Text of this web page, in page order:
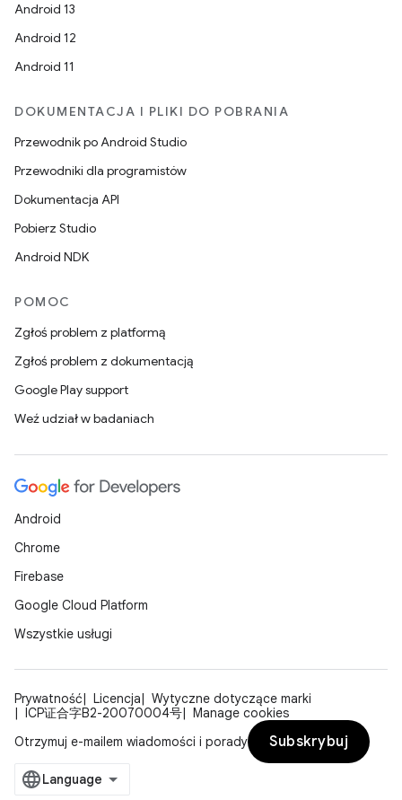
Android 13
Android 12
Android 11
DOKUMENTACJA I PLIKI DO POBRANIA
Przewodnik po Android Studio
Przewodniki dla programistów
Dokumentacja API
Pobierz Studio
Android NDK
POMOC
Zgłoś problem z platformą
Zgłoś problem z dokumentacją
Google Play support
Weź udział w badaniach
Android
Chrome
Firebase
Google Cloud Platform
Wszystkie usługi
Prywatność Licencja
Wytyczne dotyczące marki
ICP证合字B2-20070004号
Manage cookies
Otrzymuj e-mailem wiadomości i porady
Subskrybuj